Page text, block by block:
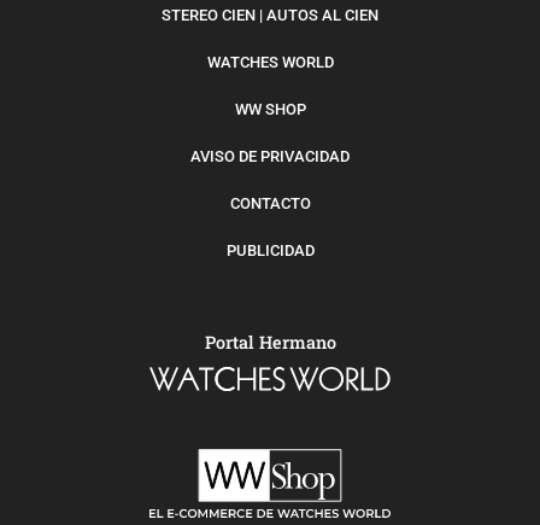
STEREO CIEN | AUTOS AL CIEN
WATCHES WORLD
WW SHOP
AVISO DE PRIVACIDAD
CONTACTO
PUBLICIDAD
Portal Hermano